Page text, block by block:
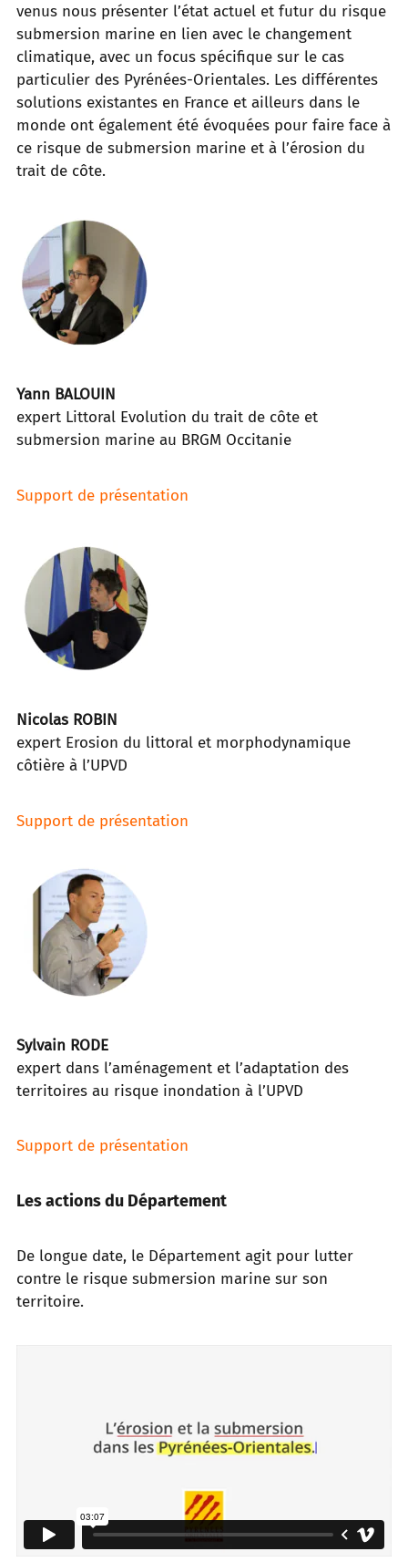
venus nous présenter l’état actuel et futur du risque
submersion marine en lien avec le changement
climatique, avec un focus spécifique sur le cas
particulier des Pyrénées-Orientales. Les différentes
solutions existantes en France et ailleurs dans le
monde ont également été évoquées pour faire face à
ce risque de submersion marine et à l’érosion du
trait de côte.
Yann BALOUIN
expert Littoral Evolution du trait de côte et
submersion marine au BRGM Occitanie
Support de présentation
Nicolas ROBIN
expert Erosion du littoral et morphodynamique
côtière à l’UPVD
Support de présentation
Sylvain RODE
expert dans l’aménagement et l’adaptation des
territoires au risque inondation à l’UPVD
Support de présentation
Les actions du Département
De longue date, le Département agit pour lutter
contre le risque submersion marine sur son
territoire.